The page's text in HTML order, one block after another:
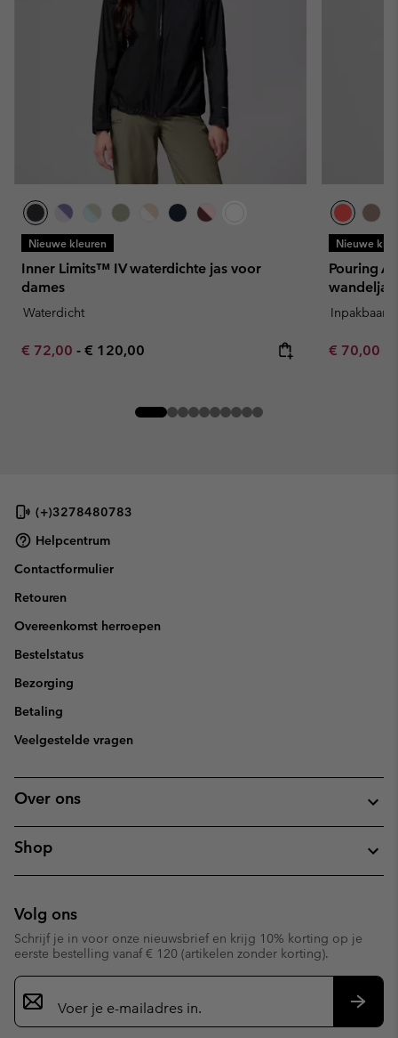
Nieuwe kleuren
Inner Limits™ IV waterdichte jas voor
dames
Waterdicht
Minimum sale price:
€ 72,00 - Maximum price:
€ 120,00
Nieuwe
Pouring
Inpakbaar
Minimum
€ 70,00
(+)3278480783
Helpcentrum
Contactformulier
Retouren
Overeenkomst herroepen
Bestelstatus
Bezorging
Betaling
Veelgestelde vragen
Over ons
Shop
Volg ons
Schrijf je in voor onze nieuwsbrief en krijg 10% korting op je
eerste bestelling vanaf € 120 (artikelen zonder korting).
Aanmelden
voor
e-